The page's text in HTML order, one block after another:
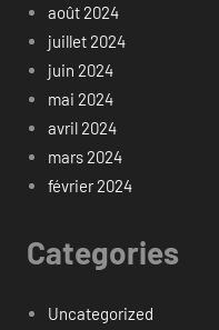
août 2024
juillet 2024
juin 2024
mai 2024
avril 2024
mars 2024
février 2024
Categories
Uncategorized